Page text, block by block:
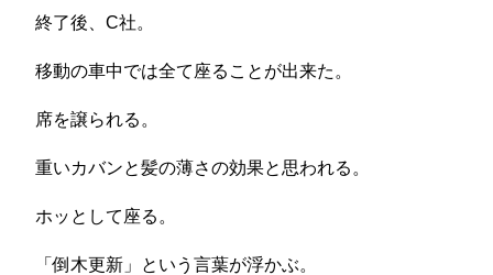
終了後、C社。
移動の車中では全て座ることが出来た。
席を譲られる。
重いカバンと髪の薄さの効果と思われる。
ホッとして座る。
「倒木更新」という言葉が浮かぶ。